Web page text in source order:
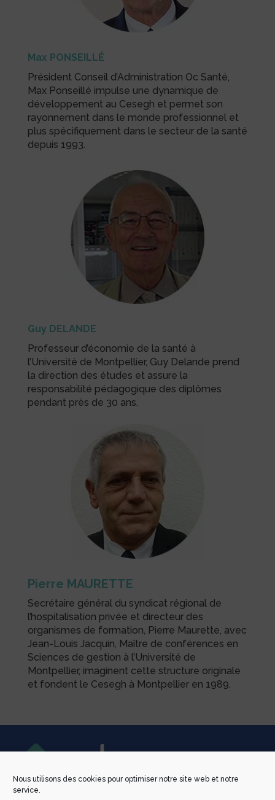
Nous utilisons des cookies pour optimiser notre site web et notre
service.
Max PONSEILLÉ
Président Conseil d’Administration Oc Santé,
Max Ponseillé impulse une dynamique de
développement au Cesegh et permet son
rayonnement dans le monde professionnel et
plus spécifiquement dans le secteur de la santé
depuis 1993.
Guy DELANDE
Professeur d’économie de la santé à
l’Université de Montpellier, Guy Delande prend
la direction des études et assure la
responsabilité pédagogique des diplômes
pendant près de 30 ans.
Pierre MAURETTE
Secrétaire général du syndicat régional de
l’hospitalisation privée et directeur des
organismes de formation, Pierre Maurette, avec
Jean-Louis Jacquin, Maître de conférences en
Sciences de gestion à l’Université de
Montpellier, imaginent cette structure originale
et fondent le Cesegh à Montpellier en 1989.